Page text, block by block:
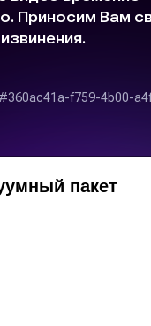
пакет